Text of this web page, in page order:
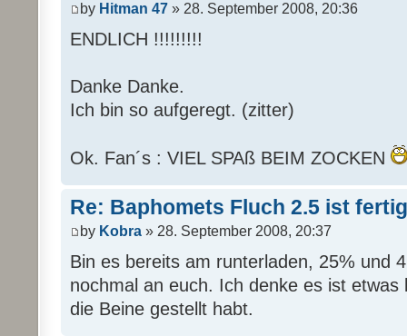
by Hitman 47 » 28. September 2008, 20:36
ENDLICH !!!!!!!!!
Danke Danke.
Ich bin so aufgeregt. (zitter)
Ok. Fan´s : VIEL SPAß BEIM ZOCKEN
Re: Baphomets Fluch 2.5 ist fertig
by Kobra » 28. September 2008, 20:37
Bin es bereits am runterladen, 25% und
nochmal an euch. Ich denke es ist
die Beine gestellt habt.